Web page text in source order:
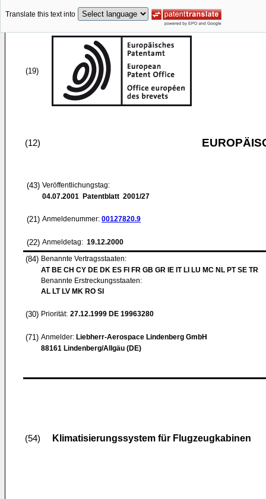
Translate this text into
(19)
(12)
(43) Veröffentlichungstag:
04.07.2001 Patentblatt 2001/27
(21) Anmeldenummer: 00127820.9
(22) Anmeldetag: 19.12.2000
(84) Benannte Vertragsstaaten:
AT BE CH CY DE DK ES FI FR GB GR IE IT LI LU MC NL PT SE TR
Benannte Erstreckungsstaaten:
AL LT LV MK RO SI
(30) Priorität: 27.12.1999 DE 19963280
(71) Anmelder: Liebherr-Aerospace Lindenberg GmbH
88161 Lindenberg/Allgäu (DE)
(54) Klimatisierungssystem für Flugzeugkabinen